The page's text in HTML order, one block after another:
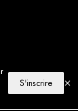
S'inscrire
réservés